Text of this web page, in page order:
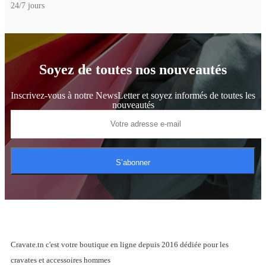
24/7 jours
Soyez de toutes nos nouveautés
Inscrivez-vous à notre NewsLetter et soyez informés de toutes les
nouveautés
S’abonner
Cravate.tn c'est votre boutique en ligne depuis 2016 dédiée pour les
cravates et accessoires hommes